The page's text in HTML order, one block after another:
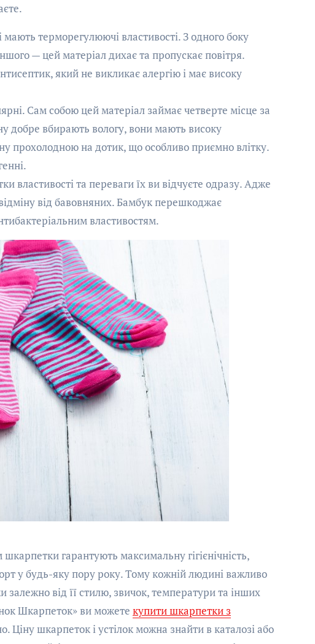
терморегулюючі властивості. З одного боку
— цей матеріал дихає та пропускає повітря.
який не викликає алергію і має високу
Сам собою цей матеріал займає четверте місце за
добре вбирають вологу, вони мають високу
прохолодною на дотик, що особливо приємно влітку.
властивості та переваги їх ви відчуєте одразу. Адже
від бавовняних. Бамбук перешкоджає
властивостям.
шкарпетки гарантують максимальну гігієнічність,
у будь-яку пору року. Тому кожній людині важливо
від її стилю, звичок, температури та інших
Шкарпеток» ви можете купити шкарпетки з
Ціну шкарпеток і устілок можна знайти в каталозі або